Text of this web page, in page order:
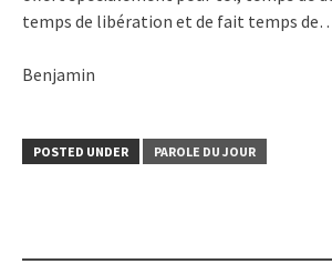
temps de libération et de fait temps
Benjamin
POSTED UNDER PAROLE DU JOUR